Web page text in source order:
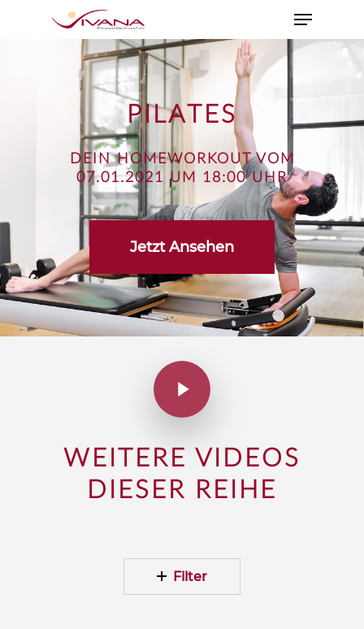
PILATES
DEIN HOMEWORKOUT VOM
07.01.2021 UM 18:00 UHR
Jetzt Ansehen
WEITERE VIDEOS
DIESER REIHE
Filter